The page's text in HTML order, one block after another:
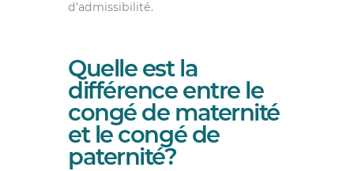
d’admissibilité.
Quelle est la
différence entre le
congé de maternité
et le congé de
paternité?